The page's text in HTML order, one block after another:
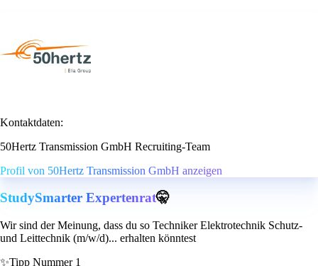
Kontaktdaten:
50Hertz Transmission GmbH Recruiting-Team
Profil von 50Hertz Transmission GmbH anzeigen
StudySmarter Expertenrat🤫
Wir sind der Meinung, dass du so Techniker Elektrotechnik Schutz-
und Leittechnik (m/w/d)... erhalten könntest
✨Tipp Nummer 1